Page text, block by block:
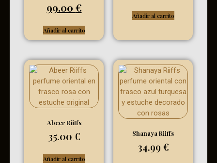
99.00 €
Añadir al carrito
Añadir al carrito
Abeer Riiffs
35.00 €
Añadir al carrito
Shanaya Riiffs
34.99 €